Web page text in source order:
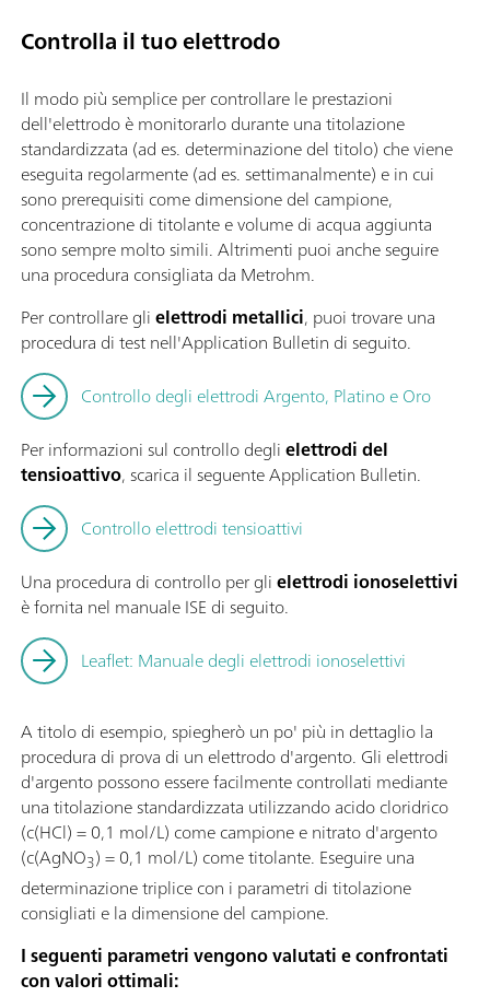
Controlla il tuo elettrodo
Il modo più semplice per controllare le prestazioni
dell'elettrodo è monitorarlo durante una titolazione
standardizzata (ad es. determinazione del titolo) che viene
eseguita regolarmente (ad es. settimanalmente) e in cui
sono prerequisiti come dimensione del campione,
concentrazione di titolante e volume di acqua aggiunta
sono sempre molto simili. Altrimenti puoi anche seguire
una procedura consigliata da Metrohm.
Per controllare glielettrodi metallici, puoi trovare una
procedura di test nell'Application Bulletin di seguito.
Controllo degli elettrodi Argento, Platino e Oro
Per informazioni sul controllo deglielettrodi del
tensioattivo, scarica il seguente Application Bulletin.
Controllo elettrodi tensioattivi
Una procedura di controllo per glielettrodi ionoselettivi
è fornita nel manuale ISE di seguito.
Leaflet: Manuale degli elettrodi ionoselettivi
A titolo di esempio, spiegherò un po' più in dettaglio la
procedura di prova di un elettrodo d'argento. Gli elettrodi
d'argento possono essere facilmente controllati mediante
una titolazione standardizzata utilizzando acido cloridrico
(c(HCl) = 0,1 mol/L) come campione e nitrato d'argento
(c(AgNO3) = 0,1 mol/L) come titolante. Eseguire una
determinazione triplice con i parametri di titolazione
consigliati e la dimensione del campione.
I seguenti parametri vengono valutati e confrontati
con valori ottimali: